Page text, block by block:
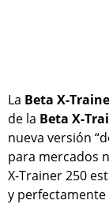
La Beta X-
de la Beta X-
nueva versión
para mercados
X-Trainer 250
y perfectamente